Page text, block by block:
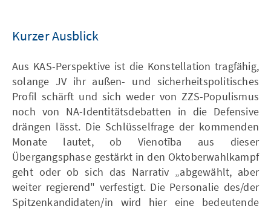
Kurzer Ausblick
Aus KAS-Perspektive ist die Konstellation tragfähig,
solange JV ihr außen- und sicherheitspolitisches
Profil schärft und sich weder von ZZS-Populismus
noch von NA-Identitätsdebatten in die Defensive
drängen lässt. Die Schlüsselfrage der kommenden
Monate lautet, ob Vienotība aus dieser
Übergangsphase gestärkt in den Oktoberwahlkampf
geht oder ob sich das Narrativ „abgewählt, aber
weiter regierend" verfestigt. Die Personalie des/der
Spitzenkandidaten/in wird hier eine bedeutende